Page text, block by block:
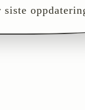
siste